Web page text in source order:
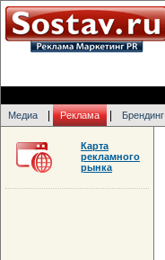
Медиа Реклама Брендинг
Карта
рекламного
рынка